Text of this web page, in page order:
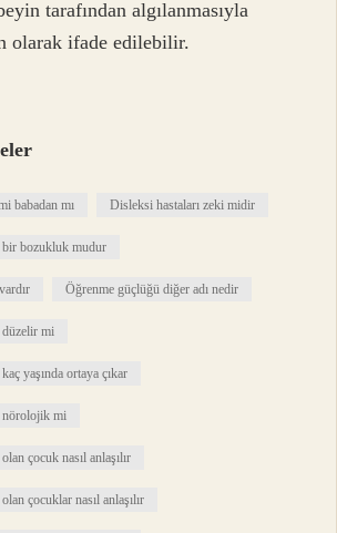
tarafından algılanmasıyla
olarak ifade edilebilir.
babadan mı Disleksi hastaları zeki midir
bozukluk mudur
Öğrenme güçlüğü diğer adı nedir
mi
yaşında ortaya çıkar
nörolojik mi
çocuk nasıl anlaşılır
çocuklar nasıl anlaşılır